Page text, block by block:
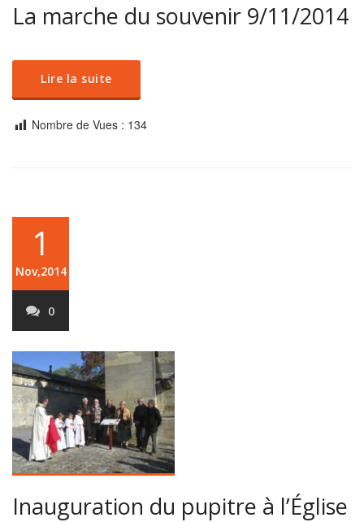
La marche du souvenir 9/11/2014
Lire la suite
Nombre de Vues : 134
1
Nov,2014
0
Inauguration du pupitre à l’Église